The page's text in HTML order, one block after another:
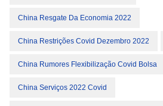
China Resgate Da Economia 2022
China Restrições Covid Dezembro 2022
China Rumores Flexibilização Covid Bolsa
China Serviços 2022 Covid